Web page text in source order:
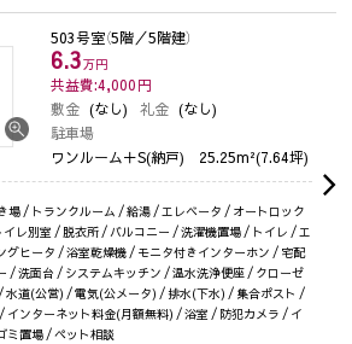
503号室（5階／5階建）
6.3万円
共益費:4,000円
敷金 (なし) 礼金 (なし)
駐車場
ワンルーム＋S(納戸) 25.25m²(7.64坪)
場 / トランクルーム / 給湯 / エレベータ / オートロック
レ別室 / 脱衣所 / バルコニー / 洗濯機置場 / トイレ / エ
グヒータ / 浴室乾燥機 / モニタ付きインターホン / 宅配
/ 洗面台 / システムキッチン / 温水洗浄便座 / クローゼ
水道(公営) / 電気(公メータ) / 排水(下水) / 集合ポスト /
インターネット料金(月額無料) / 浴室 / 防犯カメラ / イ
ミ置場 / ペット相談